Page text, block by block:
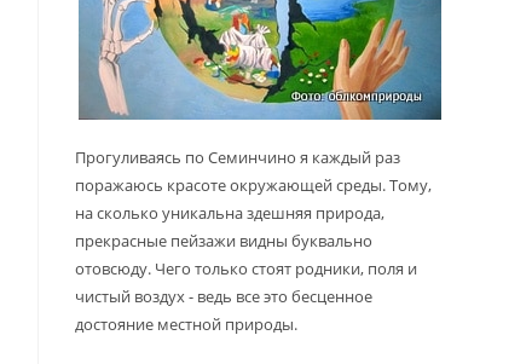
Прогуливаясь по Семинчино я каждый раз
поражаюсь красоте окружающей среды. Тому,
на сколько уникальна здешняя природа,
прекрасные пейзажи видны буквально
отовсюду. Чего только стоят родники, поля и
чистый воздух - ведь все это бесценное
достояние местной природы.